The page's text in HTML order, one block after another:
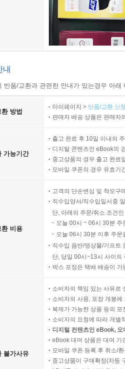
내
반품/교환과 관련한 안내가 있는경우 아
방법
마이페이지 > 반품/교환 신
판매자 배송 상품은 판매자
가능기간
출고 완료 후 10일 이내의
디지털 콘텐츠인 eBook의
중고상품의 경우 출고 완료
모바일 쿠폰의 경우 유효기
환 비용
고객의 단순변심 및 착오구
직수입양서/직수입일서중
단, 아래의 주문/취소 조건
오늘 00시 ~ 06시 30분
오늘 06시 30분 이후 주
직수입 음반/영상물/기프트
단, 당일 00시~13시 사이의
박스 포장은 택배 배송이
불가사유
소비자의 책임 있는 사유로
소비자의 사용, 포장 개봉
복제가 가능한 상품 등의
소비자의 요청에 따라 개별
디지털 컨텐츠인 eBook,
eBook 대여 상품은 대여 기
모바일 쿠폰 등록 후 취소/
중고상품이 구매확정(자동